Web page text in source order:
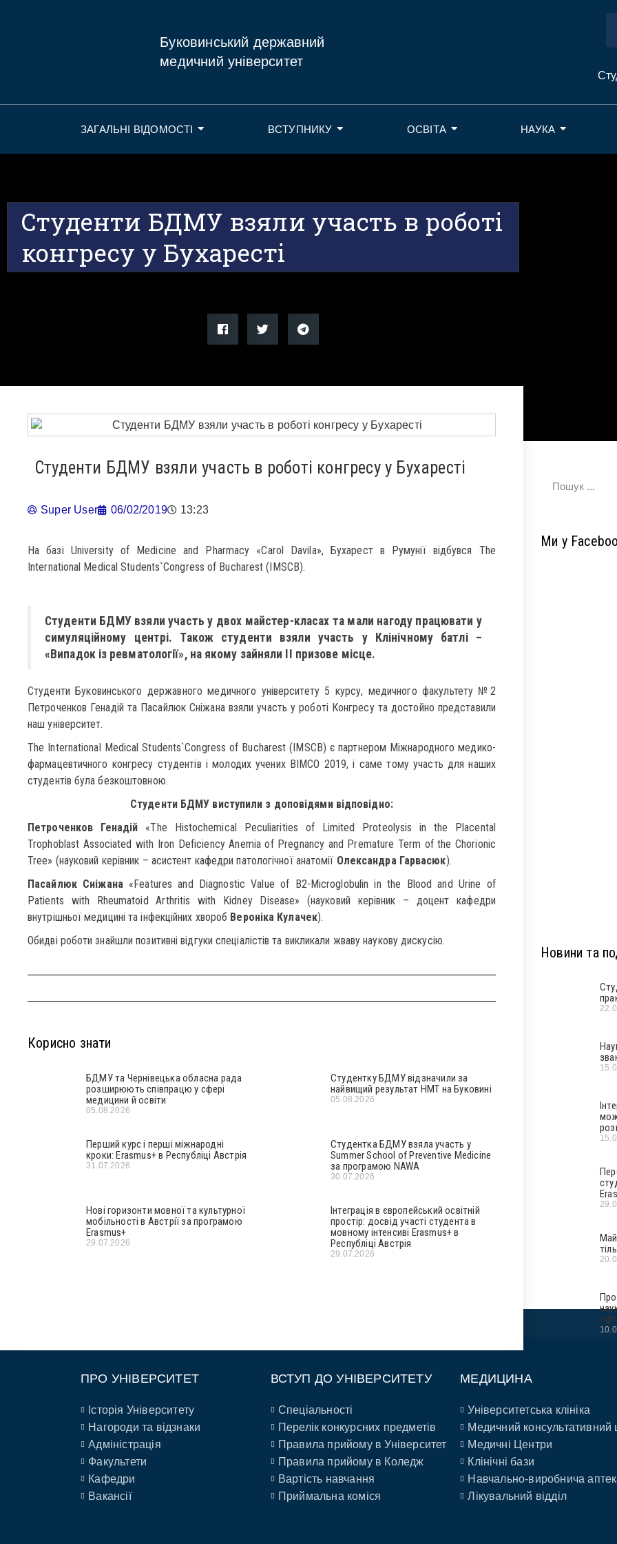
Буковинський державний
медичний університет
ЗАГАЛЬНІ ВІДОМОСТІ ВСТУПНИКУ ОСВІТА НАУКА
Студенти БДМУ взяли участь в роботі
конгресу у Бухаресті
Студенти БДМУ взяли участь в роботі конгресу у Бухаресті
Super User 06/02/2019 13:23
На базі University of Medicine and Pharmacy «Carol Davila», Бухарест в Румунії відбувся The
International Medical Students`Congress of Bucharest (IMSCB).
Студенти БДМУ взяли участь у двох майстер-класах та мали нагоду працювати у
симуляційному центрі. Також студенти взяли участь у Клінічному батлі –
«Випадок із ревматології», на якому зайняли ІІ призове місце.
Студенти Буковинського державного медичного університету 5 курсу, медичного факультету №2
Петроченков Генадій та Пасайлюк Сніжана взяли участь у роботі Конгресу та достойно представили
наш університет.
The International Medical Students`Congress of Bucharest (IMSCB) є партнером Міжнародного медико-
фармацевтичного конгресу студентів і молодих учених BIMCO 2019, і саме тому участь для наших
студентів була безкоштовною.
Студенти БДМУ виступили з доповідями відповідно:
Петроченков Генадій «The Histochemical Peculiarities of Limited Proteolysis in the Placental
Trophoblast Associated with Iron Deficiency Anemia of Pregnancy and Premature Term of the Chorionic
Tree» (науковий керівник – асистент кафедри патологічної анатомії Олександра Гарвасюк).
Пасайлюк Сніжана «Features and Diagnostic Value of Β2-Microglobulin in the Blood and Urine of
Patients with Rheumatoid Arthritis with Kidney Disease» (науковий керівник – доцент кафедри
внутрішньої медицині та інфекційних хвороб Вероніка Кулачек).
Обидві роботи знайшли позитивні відгуки спеціалістів та викликали жваву наукову дискусію.
Корисно знати
БДМУ та Чернівецька обласна рада
розширюють співпрацю у сфері
медицини й освіти
05.08.2026
Студентку БДМУ відзначили за
найвищий результат НМТ на Буковині
05.08.2026
Перший курс і перші міжнародні
кроки: Erasmus+ в Республіці Австрія
31.07.2026
Студентка БДМУ взяла участь у
Summer School of Preventive Medicine
за програмою NAWA
30.07.2026
Нові горизонти мовної та культурної
мобільності в Австрії за програмою
Erasmus+
29.07.2026
Інтеграція в європейський освітній
простір: досвід участі студента в
мовному інтенсиві Erasmus+ в
Республіці Австрія
29.07.2026
Ми у
Новини та
ПРО УНІВЕРСИТЕТ
Історія Університету
Нагороди та відзнаки
Адміністрація
Факультети
Кафедри
Вакансії
ВСТУП ДО УНІВЕРСИТЕТУ
Спеціальності
Перелік конкурсних предметів
Правила прийому в Університет
Правила прийому в Коледж
Вартість навчання
Приймальна коміся
МЕДИЦИНА
Університетська клініка
Медичний консультативний
Медичні Центри
Клінічні бази
Навчально-виробнича
Лікувальний відділ